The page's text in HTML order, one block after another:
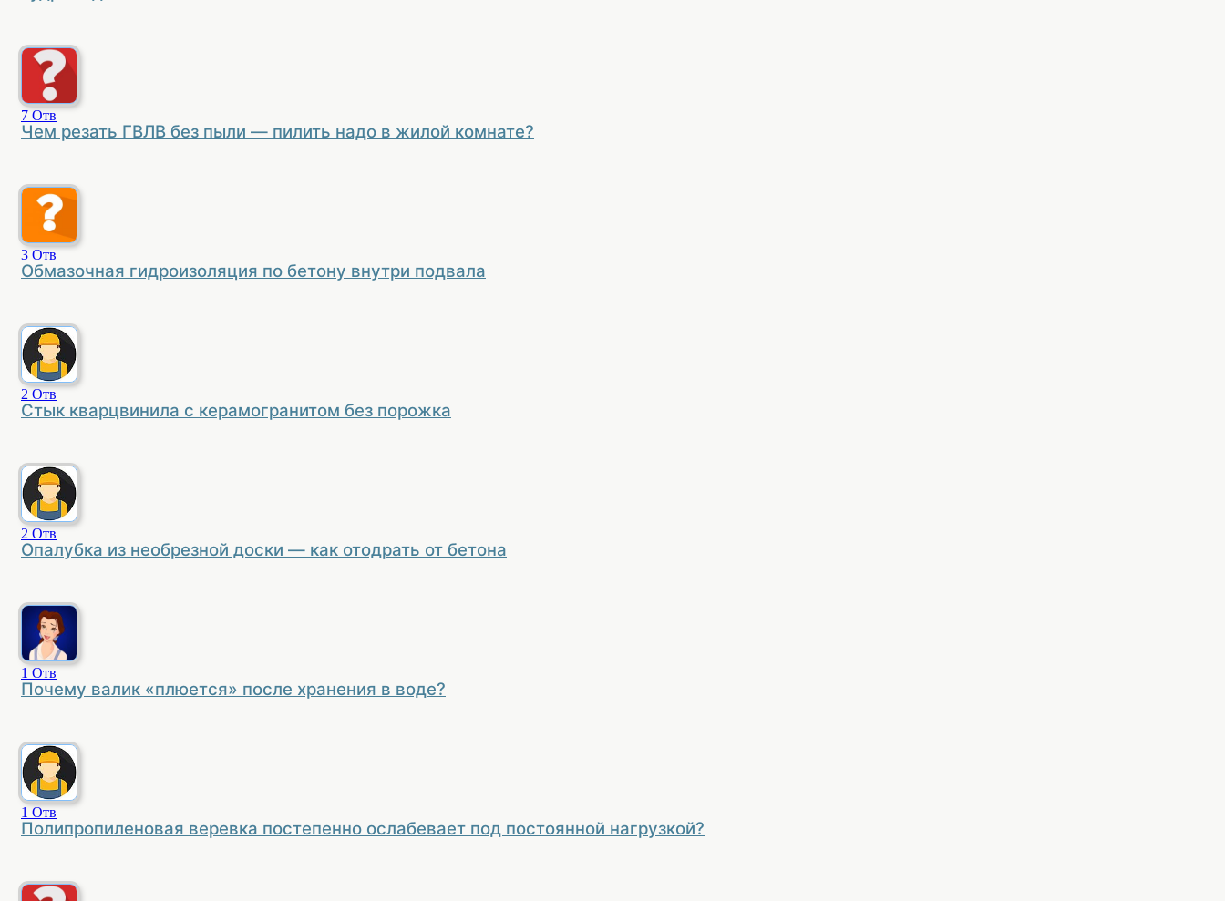
7 Отв
Чем резать ГВЛВ без пыли — пилить надо в жилой комнате?
3 Отв
Обмазочная гидроизоляция по бетону внутри подвала
2 Отв
Стык кварцвинила с керамогранитом без порожка
2 Отв
Опалубка из необрезной доски — как отодрать от бетона
1 Отв
Почему валик «плюется» после хранения в воде?
1 Отв
Полипропиленовая веревка постепенно ослабевает под постоянной нагрузкой?